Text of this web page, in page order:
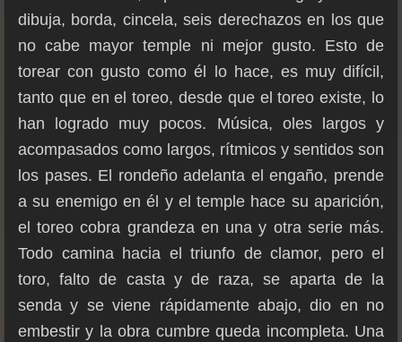
dibuja, borda, cincela, seis derechazos en los que
no cabe mayor temple ni mejor gusto. Esto de
torear con gusto como él lo hace, es muy difícil,
tanto que en el toreo, desde que el toreo existe, lo
han logrado muy pocos. Música, oles largos y
acompasados como largos, rítmicos y sentidos son
los pases. El rondeño adelanta el engaño, prende
a su enemigo en él y el temple hace su aparición,
el toreo cobra grandeza en una y otra serie más.
Todo camina hacia el triunfo de clamor, pero el
toro, falto de casta y de raza, se aparta de la
senda y se viene rápidamente abajo, dio en no
embestir y la obra cumbre queda incompleta. Una